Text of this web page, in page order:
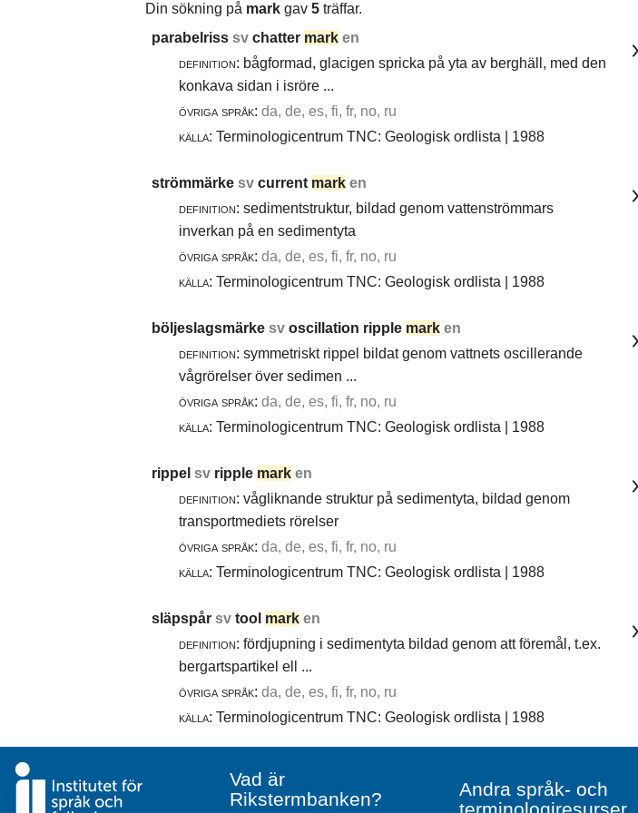
Din sökning på mark gav 5 träffar.
parabelriss sv chatter mark en
definition: bågformad, glacigen spricka på yta av berghäll, med den
konkava sidan i isröre ...
övriga språk: da, de, es, fi, fr, no, ru
källa: Terminologicentrum TNC: Geologisk ordlista | 1988
strömmärke sv current mark en
definition: sedimentstruktur, bildad genom vattenströmmars
inverkan på en sedimentyta
övriga språk: da, de, es, fi, fr, no, ru
källa: Terminologicentrum TNC: Geologisk ordlista | 1988
böljeslagsmärke sv oscillation ripple mark en
definition: symmetriskt rippel bildat genom vattnets oscillerande
vågrörelser över sedimen ...
övriga språk: da, de, es, fi, fr, no, ru
källa: Terminologicentrum TNC: Geologisk ordlista | 1988
rippel sv ripple mark en
definition: vågliknande struktur på sedimentyta, bildad genom
transportmediets rörelser
övriga språk: da, de, es, fi, fr, no, ru
källa: Terminologicentrum TNC: Geologisk ordlista | 1988
släpspår sv tool mark en
definition: fördjupning i sedimentyta bildad genom att föremål, t.ex.
bergartspartikel ell ...
övriga språk: da, de, es, fi, fr, no, ru
källa: Terminologicentrum TNC: Geologisk ordlista | 1988
Vad är
Rikstermbanken?
Andra språk- och